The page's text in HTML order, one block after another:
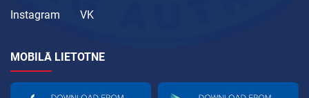
Instagram
VK
MOBILĀ LIETOTNE